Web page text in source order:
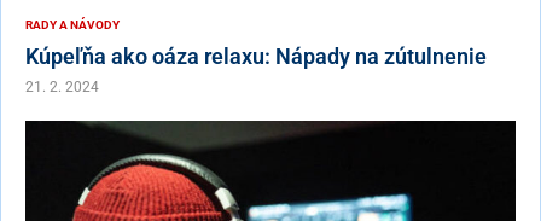
RADY A NÁVODY
Kúpeľňa ako oáza relaxu: Nápady na zútulnenie
21. 2. 2024